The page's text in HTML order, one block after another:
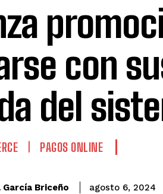
con
del
PAGOS ONLINE
García Briceño agosto 6, 2024